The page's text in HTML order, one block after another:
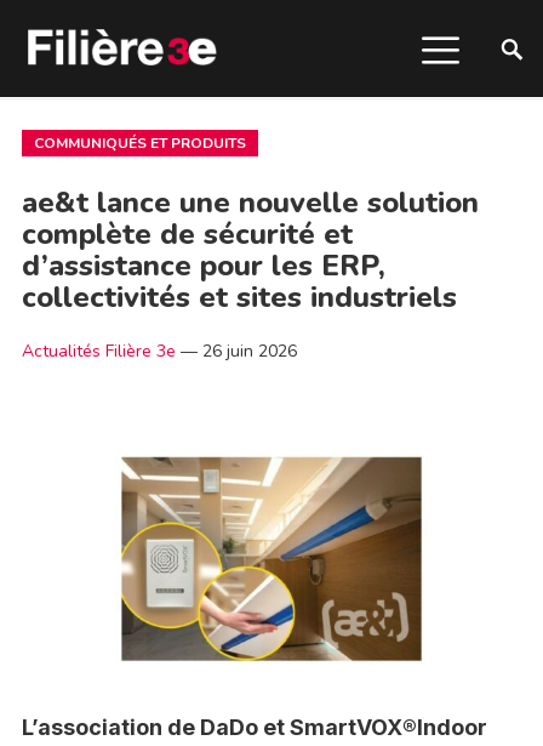
COMMUNIQUÉS ET PRODUITS
ae&t lance une nouvelle solution
complète de sécurité et
d’assistance pour les ERP,
collectivités et sites industriels
Actualités Filière 3e — 26 juin 2026
L’association de DaDo et SmartVOX®Indoor